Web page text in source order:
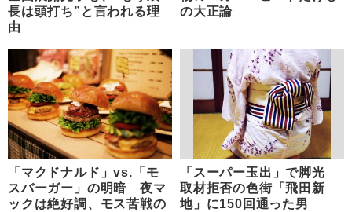
長は頭打ち”と言われる理
由
の大正論
「マクドナルド」vs.「モ
スバーガー」の明暗 夜マ
ックは絶好調、モス苦戦の
「スーパー玉出」で脚光
取材拒否の色街「飛田新
地」に150回通った男